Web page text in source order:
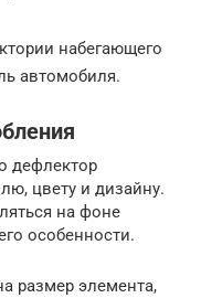
набегающего
автомобиля.
дефлектор
цвету и дизайну.
на фоне
особенности.
размер элемента,